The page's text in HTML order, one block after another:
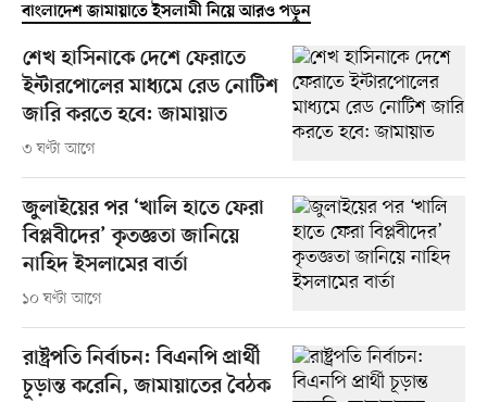
বাংলাদেশ জামায়াতে ইসলামী নিয়ে আরও পড়ুন
শেখ হাসিনাকে দেশে ফেরাতে
ইন্টারপোলের মাধ্যমে রেড নোটিশ
জারি করতে হবে: জামায়াত
৩ ঘণ্টা আগে
জুলাইয়ের পর ‘খালি হাতে ফেরা
বিপ্লবীদের’ কৃতজ্ঞতা জানিয়ে
নাহিদ ইসলামের বার্তা
১০ ঘণ্টা আগে
রাষ্ট্রপতি নির্বাচন: বিএনপি প্রার্থী
চূড়ান্ত করেনি, জামায়াতের বৈঠক